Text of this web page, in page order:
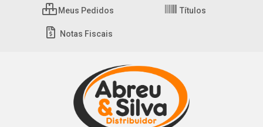
Meus Pedidos Títulos
Notas Fiscais